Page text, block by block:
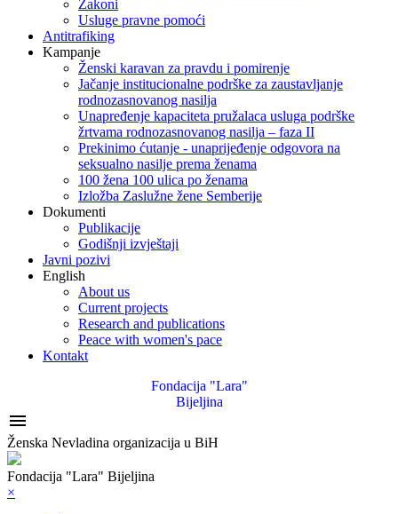
Zakoni
Usluge pravne pomoći
Antitrafiking
Kampanje
Ženski karavan za pravdu i pomirenje
Jačanje institucionalne podrške za zaustavljanje
rodnozasnovanog nasilja
Unapređenje kapaciteta pružalaca usluga podrške
žrtvama rodnozasnovanog nasilja – faza II
Prekinimo ćutanje - unaprijeđenje odgovora na
seksualno nasilje prema ženama
100 žena 100 ulica po ženama
Izložba Zaslužne žene Semberije
Dokumenti
Publikacije
Godišnji izvještaji
Javni pozivi
English
About us
Current projects
Research and publications
Peace with women's pace
Kontakt
Fondacija "Lara"
Bijeljina

Ženska Nevladina organizacija u BiH
Fondacija "Lara" Bijeljina
×